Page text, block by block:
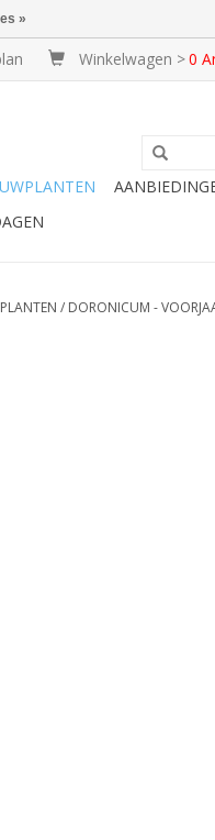
Winkelwagen >0
/ DORONICUM -
»